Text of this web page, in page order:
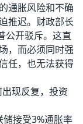
通胀风险和不确
推迟。财政部长
公开驳斥。这直
，而必须同时强
任，也无法获得
现反复，投资
接受3%通胀率